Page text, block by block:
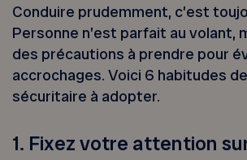
Conduire prudemment, c’est
Personne n’est parfait au volant,
des précautions à prendre pour
accrochages. Voici 6 habitudes
sécuritaire à adopter.
1. Fixez votre attention